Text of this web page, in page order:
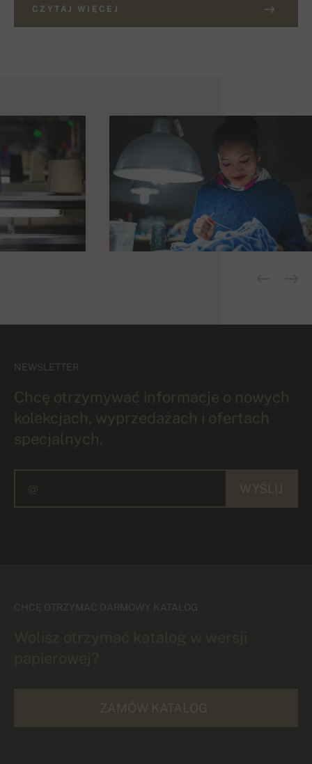
CZYTAJ WIĘCEJ
NEWSLETTER
Chcę otrzymywać informacje o nowych
kolekcjach, wyprzedażach i ofertach
specjalnych.
CHCĘ OTRZYMAĆ DARMOWY KATALOG